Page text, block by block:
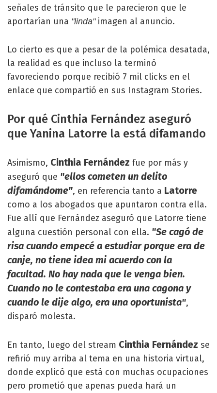
señales de tránsito que le parecieron que le
aportarían una "linda" imagen al anuncio.
Lo cierto es que a pesar de la polémica desatada,
la realidad es que incluso la terminó
favoreciendo porque recibió 7 mil clicks en el
enlace que compartió en sus Instagram Stories.
Por qué Cinthia Fernández aseguró
que Yanina Latorre la está difamando
Asimismo, Cinthia Fernández fue por más y
aseguró que "ellos cometen un delito
difamándome", en referencia tanto a Latorre
como a los abogados que apuntaron contra ella.
Fue allí que Fernández aseguró que Latorre tiene
alguna cuestión personal con ella. "Se cagó de
risa cuando empecé a estudiar porque era de
canje, no tiene idea mi acuerdo con la
facultad. No hay nada que le venga bien.
Cuando no le contestaba era una cagona y
cuando le dije algo, era una oportunista",
disparó molesta.
En tanto, luego del stream Cinthia Fernández se
refirió muy arriba al tema en una historia virtual,
donde explicó que está con muchas ocupaciones
pero prometió que apenas pueda hará un